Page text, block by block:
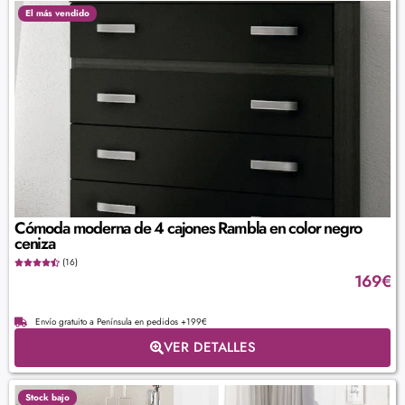
El más vendido
Cómoda moderna de 4 cajones Rambla en color negro
ceniza
(16)
169€
Envío gratuito a Península en pedidos +199€
VER DETALLES
Stock bajo